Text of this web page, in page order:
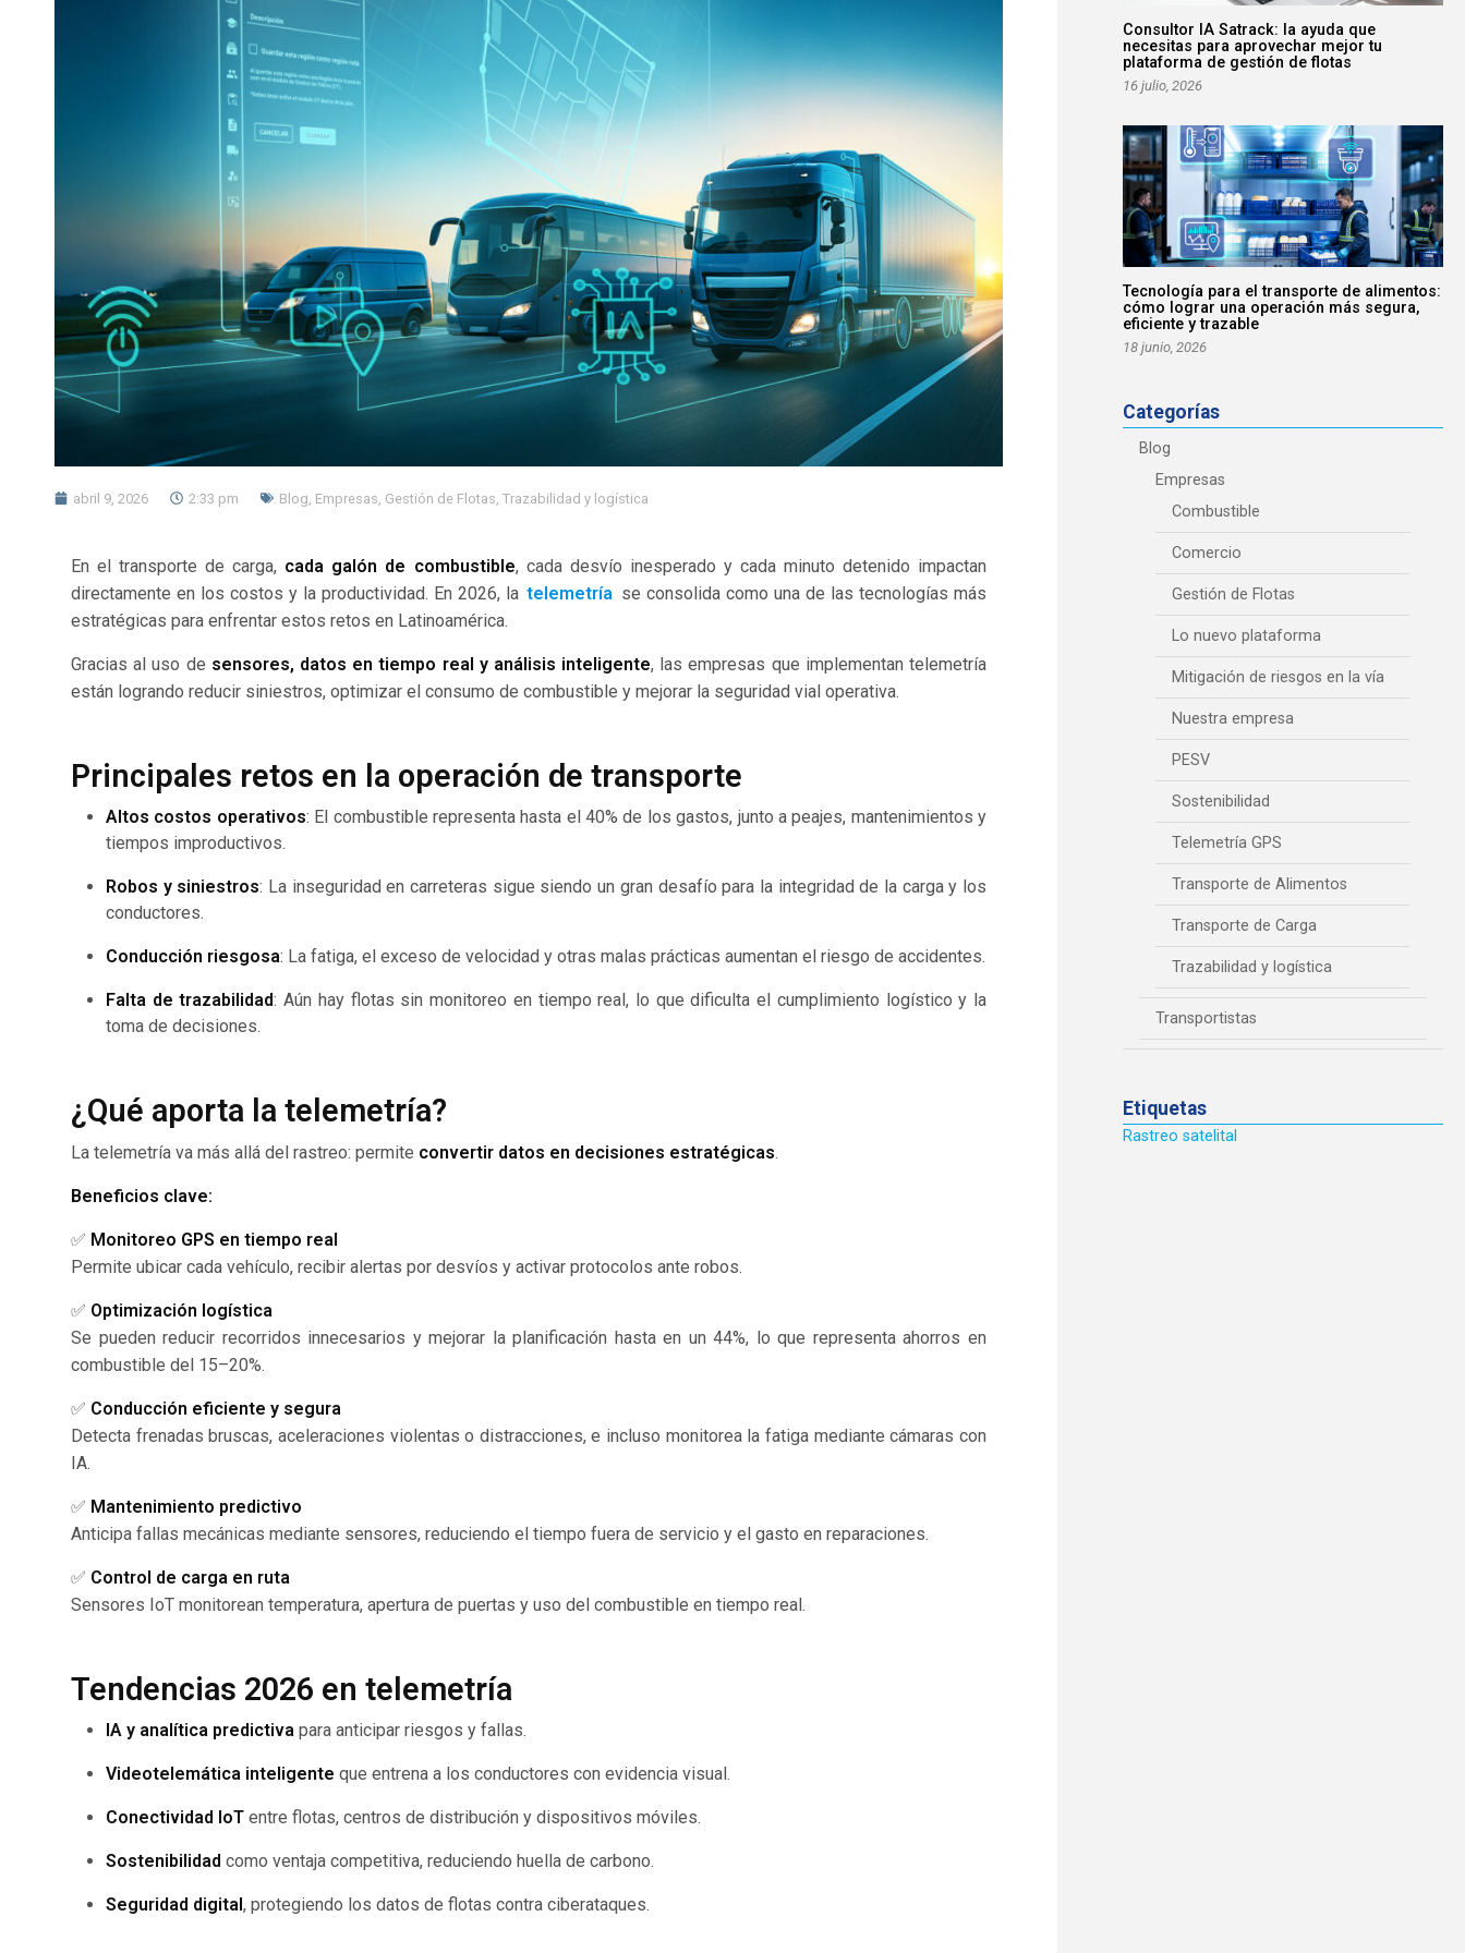
abril 9, 2026 2:33 pm Blog Empresas Gestión de Flotas Trazabilidad y logística
En el transporte de carga, cada galón de combustible, cada desvío inesperado y cada minuto detenido impactan
directamente en los costos y la productividad. En 2026, la telemetría se consolida como una de las tecnologías más
estratégicas para enfrentar estos retos en Latinoamérica.
Gracias al uso de sensores, datos en tiempo real y análisis inteligente, las empresas que implementan telemetría
están logrando reducir siniestros, optimizar el consumo de combustible y mejorar la seguridad vial operativa.
Principales retos en la operación de transporte
Altos costos operativos: El combustible representa hasta el 40% de los gastos, junto a peajes, mantenimientos y
tiempos improductivos.
Robos y siniestros: La inseguridad en carreteras sigue siendo un gran desafío para la integridad de la carga y los
conductores.
Conducción riesgosa: La fatiga, el exceso de velocidad y otras malas prácticas aumentan el riesgo de accidentes.
Falta de trazabilidad: Aún hay flotas sin monitoreo en tiempo real, lo que dificulta el cumplimiento logístico y la
toma de decisiones.
¿Qué aporta la telemetría?
La telemetría va más allá del rastreo: permite convertir datos en decisiones estratégicas.
Beneficios clave:
✅ Monitoreo GPS en tiempo real
Permite ubicar cada vehículo, recibir alertas por desvíos y activar protocolos ante robos.
✅ Optimización logística
Se pueden reducir recorridos innecesarios y mejorar la planificación hasta en un 44%, lo que representa ahorros en
combustible del 15–20%.
✅ Conducción eficiente y segura
Detecta frenadas bruscas, aceleraciones violentas o distracciones, e incluso monitorea la fatiga mediante cámaras con
IA.
✅ Mantenimiento predictivo
Anticipa fallas mecánicas mediante sensores, reduciendo el tiempo fuera de servicio y el gasto en reparaciones.
✅ Control de carga en ruta
Sensores IoT monitorean temperatura, apertura de puertas y uso del combustible en tiempo real.
Tendencias 2026 en telemetría
IA y analítica predictiva para anticipar riesgos y fallas.
Videotelemática inteligente que entrena a los conductores con evidencia visual.
Conectividad IoT entre flotas, centros de distribución y dispositivos móviles.
Sostenibilidad como ventaja competitiva, reduciendo huella de carbono.
Seguridad digital, protegiendo los datos de flotas contra ciberataques.
Consultor IA Satrack: la ayuda que
necesitas para aprovechar mejor tu
plataforma de gestión de flotas
16 julio, 2026
Tecnología para el transporte de alimentos:
cómo lograr una operación más segura,
eficiente y trazable
18 junio, 2026
Categorías
Blog
Empresas
Combustible
Comercio
Gestión de Flotas
Lo nuevo plataforma
Mitigación de riesgos en la vía
Nuestra empresa
PESV
Sostenibilidad
Telemetría GPS
Transporte de Alimentos
Transporte de Carga
Trazabilidad y logística
Transportistas
Etiquetas
Rastreo satelital